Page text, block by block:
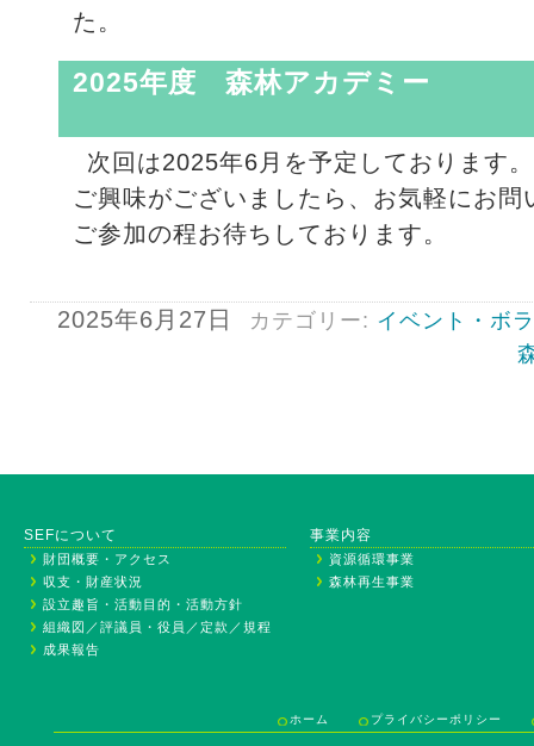
た。
2025年度 森林アカデミー
次回は2025年6月を予定しております。
ご興味がございましたら、お気軽にお問
ご参加の程お待ちしております。
2025年6月27日 カテゴリー: イベント・ボ
SEFについて
財団概要・アクセス
収支・財産状況
設立趣旨・活動目的・活動方針
組織図／評議員・役員／定款／規程
成果報告
事業内容
資源循環事業
森林再生事業
ホーム プライバシーポリシー